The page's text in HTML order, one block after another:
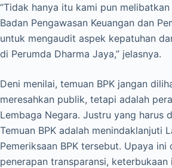
“Tidak hanya itu kami pun
Badan Pengawasan Keuangan dan
untuk mengaudit aspek kepatuhan
di Perumda Dharma Jaya,” jelasnya.
Deni menilai, temuan BPK jangan
meresahkan publik, tetapi adalah
Lembaga Negara. Justru yang harus
Temuan BPK adalah menindaklanjuti
Pemeriksaan BPK tersebut. Upaya ini
penerapan transparansi,